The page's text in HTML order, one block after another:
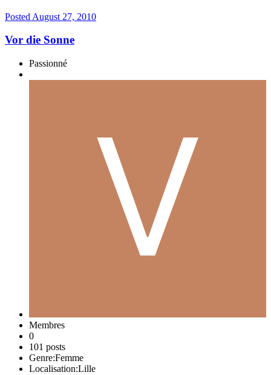
Posted August 27, 2010
Vor die Sonne
Passionné
Membres
0
101 posts
Genre:Femme
Localisation:Lille